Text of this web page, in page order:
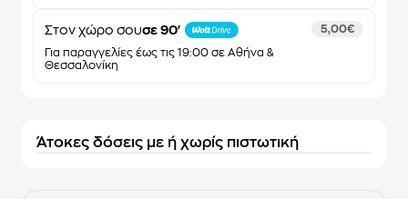
Στον χώρο σουσε 90'
Για παραγγελίες έως τις 19:00 σε Αθήνα &
Θεσσαλονίκη
5,00€
Άτοκες δόσεις με ή χωρίς πιστωτική